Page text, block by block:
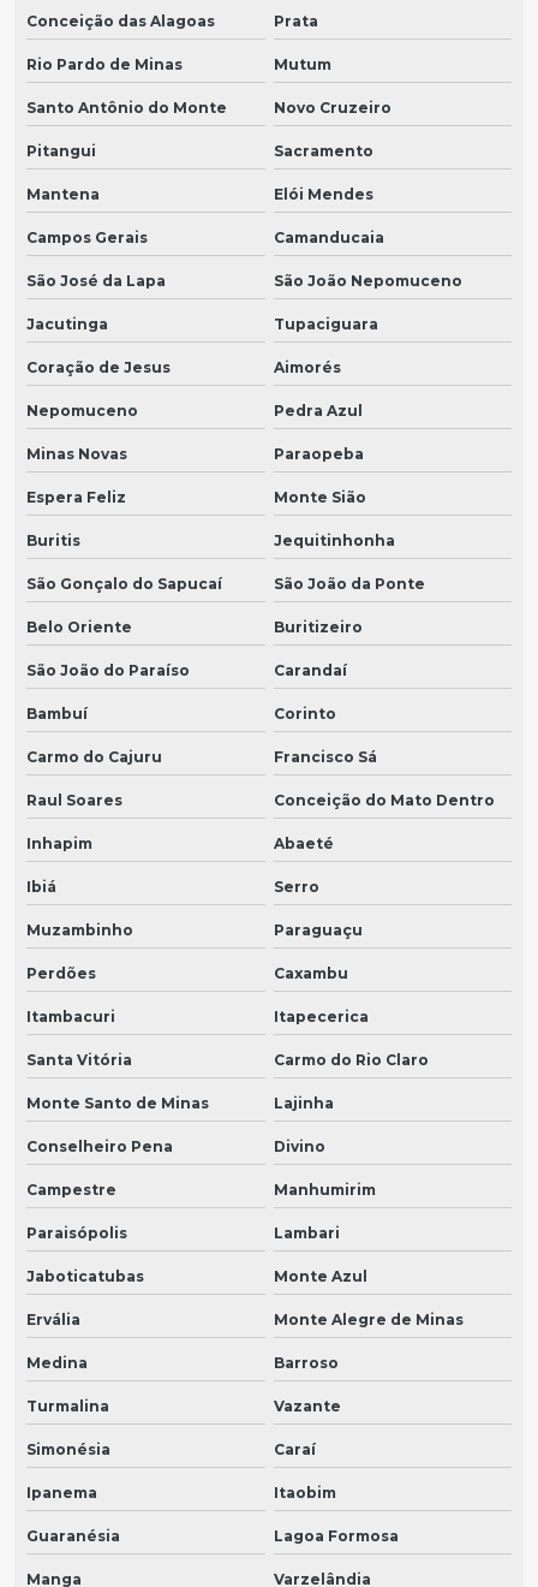
Conceição das Alagoas Prata
Rio Pardo de Minas Mutum
Santo Antônio do Monte Novo Cruzeiro
Pitangui Sacramento
Mantena Elói Mendes
Campos Gerais Camanducaia
São José da Lapa São João Nepomuceno
Jacutinga Tupaciguara
Coração de Jesus Aimorés
Nepomuceno Pedra Azul
Minas Novas Paraopeba
Espera Feliz Monte Sião
Buritis Jequitinhonha
São Gonçalo do Sapucaí São João da Ponte
Belo Oriente Buritizeiro
São João do Paraíso Carandaí
Bambuí Corinto
Carmo do Cajuru Francisco Sá
Raul Soares Conceição do Mato Dentro
Inhapim Abaeté
Ibiá Serro
Muzambinho Paraguaçu
Perdões Caxambu
Itambacuri Itapecerica
Santa Vitória Carmo do Rio Claro
Monte Santo de Minas Lajinha
Conselheiro Pena Divino
Campestre Manhumirim
Paraisópolis Lambari
Jaboticatubas Monte Azul
Ervália Monte Alegre de Minas
Medina Barroso
Turmalina Vazante
Simonésia Caraí
Ipanema Itaobim
Guaranésia Lagoa Formosa
Manga Varzelândia